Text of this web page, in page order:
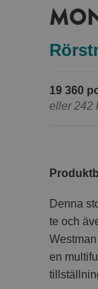
19 360
eller 242
Denna
te och
en